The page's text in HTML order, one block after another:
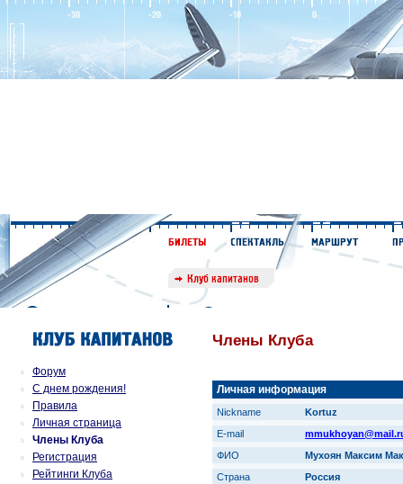
Форум
С днем рождения!
Правила
Личная страница
Члены Клуба
Регистрация
Рейтинги Клуба
Члены Клуба
Личная информация
Nickname
Kortuz
E-mail
ФИО
Мухоян Максим
Страна
Россия